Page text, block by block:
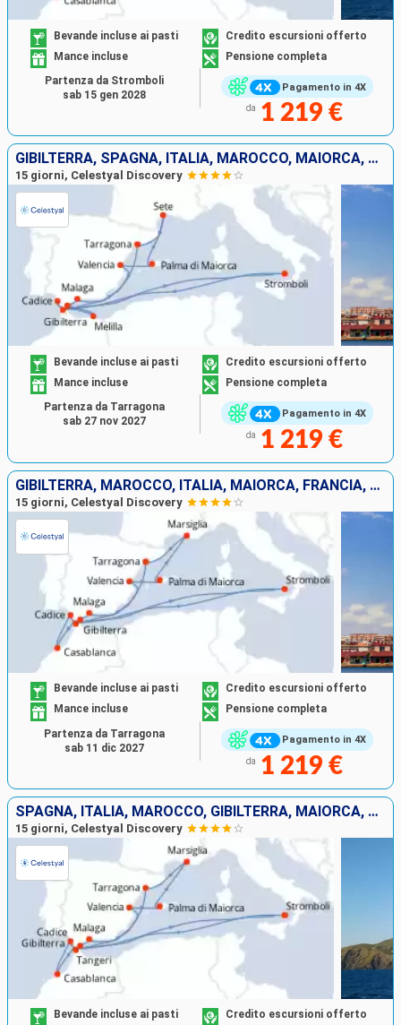
Pagamento in 4X
Bevande incluse ai pasti
Credito escursioni offerto
Mance incluse
Pensione completa
da 1 219 €
Partenza da Stromboli
sab 15 gen 2028
GIBILTERRA, SPAGNA, ITALIA, MAROCCO, MAIORCA, FRANCIA
15 giorni, Celestyal Discovery
Pagamento in 4X
Bevande incluse ai pasti
Credito escursioni offerto
Mance incluse
Pensione completa
da 1 219 €
Partenza da Tarragona
sab 27 nov 2027
GIBILTERRA, MAROCCO, ITALIA, MAIORCA, FRANCIA, SPAGNA
15 giorni, Celestyal Discovery
Pagamento in 4X
Bevande incluse ai pasti
Credito escursioni offerto
Mance incluse
Pensione completa
da 1 219 €
Partenza da Tarragona
sab 11 dic 2027
SPAGNA, ITALIA, MAROCCO, GIBILTERRA, MAIORCA, FRANCIA
15 giorni, Celestyal Discovery
Bevande incluse ai pasti
Credito escursioni offerto